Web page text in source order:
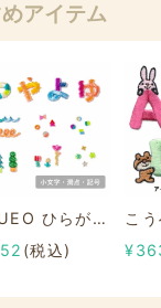
アイテム
AIUEO ひらがな アップリケ/ワッペン【小文字/濁点 ゛/半濁点 ゜/記号】
(税込)